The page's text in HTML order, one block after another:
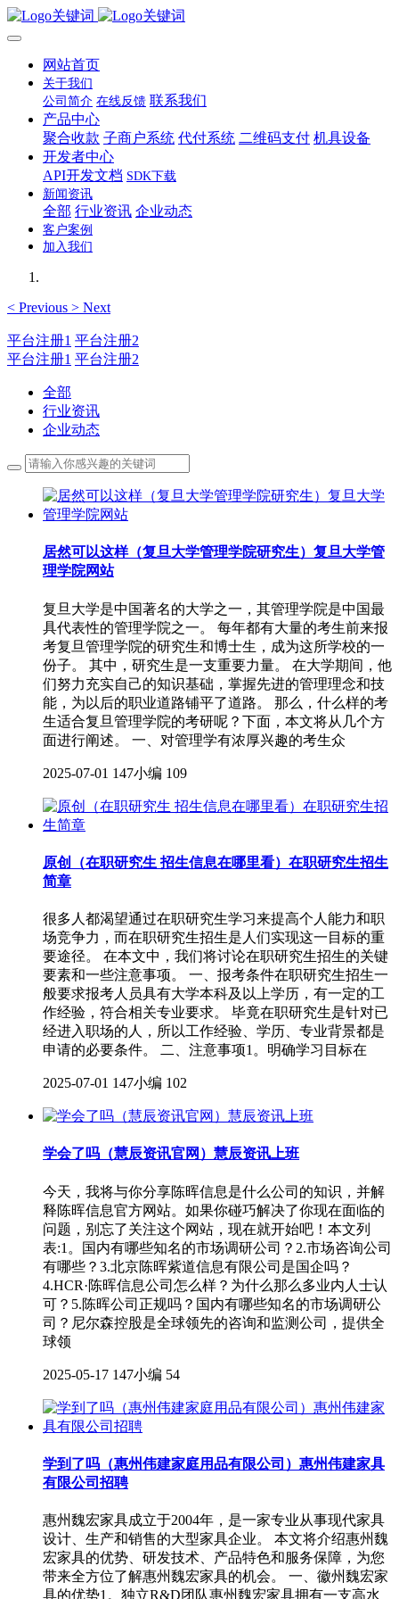
网站首页
关于我们
公司简介 在线反馈 联系我们
产品中心
聚合收款 子商户系统 代付系统 二维码支付 机具设备
开发者中心
API开发文档 SDK下载
新闻资讯
全部 行业资讯 企业动态
客户案例
加入我们
< Previous > Next
平台注册1 平台注册2
平台注册1 平台注册2
全部
行业资讯
企业动态
居然可以这样（复旦大学管理学院研究生）复旦大学管
理学院网站
复旦大学是中国著名的大学之一，其管理学院是中国最
具代表性的管理学院之一。 每年都有大量的考生前来报
考复旦管理学院的研究生和博士生，成为这所学校的一
份子。 其中，研究生是一支重要力量。 在大学期间，他
们努力充实自己的知识基础，掌握先进的管理理念和技
能，为以后的职业道路铺平了道路。 那么，什么样的考
生适合复旦管理学院的考研呢？下面，本文将从几个方
面进行阐述。 一、对管理学有浓厚兴趣的考生众
2025-07-01 147小编 109
原创（在职研究生 招生信息在哪里看）在职研究生招生
简章
很多人都渴望通过在职研究生学习来提高个人能力和职
场竞争力，而在职研究生招生是人们实现这一目标的重
要途径。 在本文中，我们将讨论在职研究生招生的关键
要素和一些注意事项。 一、报考条件在职研究生招生一
般要求报考人员具有大学本科及以上学历，有一定的工
作经验，符合相关专业要求。 毕竟在职研究生是针对已
经进入职场的人，所以工作经验、学历、专业背景都是
申请的必要条件。 二、注意事项1。明确学习目标在
2025-07-01 147小编 102
学会了吗（慧辰资讯官网）慧辰资讯上班
今天，我将与你分享陈晖信息是什么公司的知识，并解
释陈晖信息官方网站。如果你碰巧解决了你现在面临的
问题，别忘了关注这个网站，现在就开始吧！本文列
表:1。国内有哪些知名的市场调研公司？2.市场咨询公司
有哪些？3.北京陈晖紫道信息有限公司是国企吗？
4.HCR·陈晖信息公司怎么样？为什么那么多业内人士认
可？5.陈晖公司正规吗？国内有哪些知名的市场调研公
司？尼尔森控股是全球领先的咨询和监测公司，提供全
球领
2025-05-17 147小编 54
学到了吗（惠州伟建家庭用品有限公司）惠州伟建家具
有限公司招聘
惠州魏宏家具成立于2004年，是一家专业从事现代家具
设计、生产和销售的大型家具企业。 本文将介绍惠州魏
宏家具的优势、研发技术、产品特色和服务保障，为您
带来全方位了解惠州魏宏家具的机会。 一、徽州魏宏家
具的优势1。独立R&D团队惠州魏宏家具拥有一支高水